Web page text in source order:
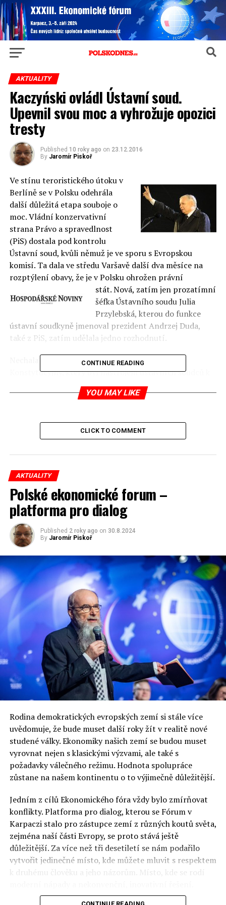
AKTUALITY
Kaczyński ovládl Ústavní soud.
Upevnil svou moc a vyhrožuje opozici
tresty
Published 10 roky ago on 23.12.2016
By Jaromír Piskoř
Ve stínu teroristického útoku v
Berlíně se v Polsku odehrála
další důležitá etapa souboje o
moc. Vládní konzervativní
strana Právo a spravedlnost
(PiS) dostala pod kontrolu
Ústavní soud, kvůli němuž je ve sporu s Evropskou
komisí. Ta dala ve středu Varšavě další dva měsíce na
rozptýlení obavy, že je v Polsku ohrožen právní
stát. Nová, zatímjen prozatímní
šéfka Ústavního soudu Julia
Przylebská, kterou do funkce
ústavní soudkyně jmenoval prezident Andrzej Duda,
také z PiS, zatím udělala jedno rozhodnutí.
Nechala zablokovat webový portál Obserwator
Konstytucyjny, který byl nástrojem ústavních soudců k
vysvětlování svých rozhodnutí veřejnosti i k debatě
odborníků o ústavním právu. Poté, co v pondělí skončilo
sboru soudci jmenovaní vládní stranou většinu.
Autor: Martin Ehl – šéf zahraniční rubriky
Hospodářských novin, celý textzde
RELATED TOPICS:
UP NEXT
Polská vláda podkopává právní stát, Komise však nic
nezmůže
DON'T MISS
Kam o vánočních prázdninách? Co Polsko?
Jaromír Piskoř
redaktor a editor polskodnes.cz
CONTINUE READING
YOU MAY LIKE
CLICK TO COMMENT
AKTUALITY
Polské ekonomické forum –
platforma pro dialog
Published 2 roky ago on 30.8.2024
By Jaromír Piskoř
Rodina demokratických evropských zemí si stále více
uvědomuje, že bude muset další roky žít v realitě nové
studené války. Ekonomiky našich zemí se budou muset
vyrovnat nejen s klasickými výzvami, ale také s
požadavky válečného režimu. Hodnota spolupráce
zůstane na našem kontinentu o to výjimečně důležitější.
Jedním z cílů Ekonomického fóra vždy bylo zmírňovat
konflikty. Platforma pro dialog, kterou se Fórum v
Karpaczi stalo pro zástupce zemí z různých koutů světa,
zejména naší části Evropy, se proto stává ještě
důležitější. Za více než tři desetiletí se nám podařilo
vytvořit jedinečné místo, kde můžete mluvit s respektem
k druhému člověku a jeho názorům. Místo, kde se rodí